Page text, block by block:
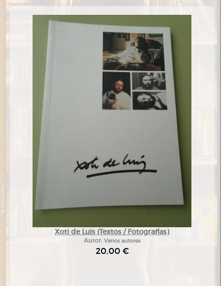
Xoti de Luis (Textos / Fotografías)
Autor: Varios autores
20,00 €